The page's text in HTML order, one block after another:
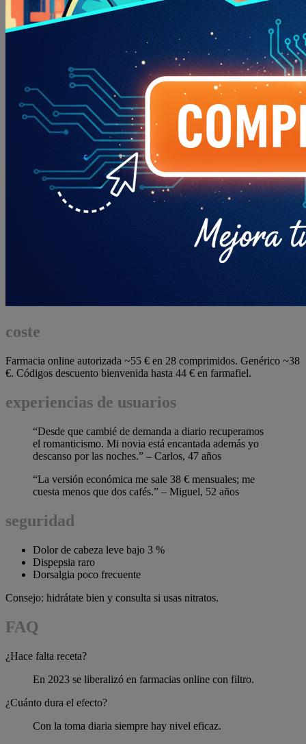
coste
Farmacia online autorizada ~55 € en 28 comprimidos. Genérico ~38
€. Códigos descuento bienvenida hasta 44 € en farmafiel.
experiencias de usuarios
“Desde que cambié de demanda a diario recuperamos
el romanticismo. Mi novia está encantada además yo
descanso por las noches.” – Carlos, 47 años
“La versión económica me sale 38 € mensuales; me
cuesta menos que dos cafés.” – Miguel, 52 años
seguridad
Dolor de cabeza leve bajo 3 %
Dispepsia raro
Dorsalgia poco frecuente
Consejo: hidrátate bien y consulta si usas nitratos.
FAQ
¿Hace falta receta?
En 2023 se liberalizó en farmacias online con filtro.
¿Cuánto dura el efecto?
Con la toma diaria siempre hay nivel eficaz.